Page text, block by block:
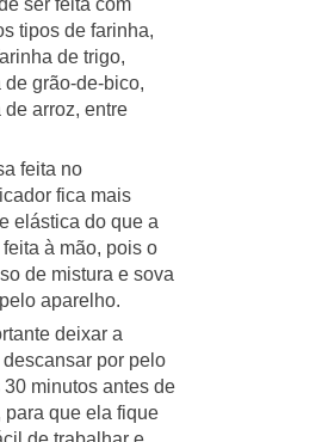
ser feita com
tipos de farinha,
de trigo,
de grão-de-bico,
de arroz, entre
feita no
fica mais
elástica do que a
à mão, pois o
de mistura e sova
aparelho.
deixar a
descansar por pelo
30 minutos antes de
para que ela fique